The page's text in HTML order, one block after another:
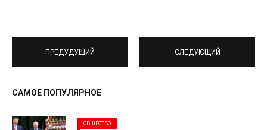
ПРЕДУДУЩИЙ СЛЕДУЮЩИЙ
САМОЕ ПОПУЛЯРНОЕ
ОБЩЕСТВО